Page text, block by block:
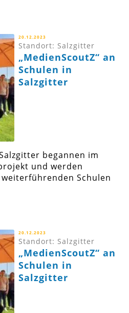
20.12.2023
Standort: Salzgitter
„MedienScoutZ“ an
Schulen in
Salzgitter
begannen im
und werden
Schulen
20.12.2023
Standort: Salzgitter
„MedienScoutZ“ an
Schulen in
Salzgitter